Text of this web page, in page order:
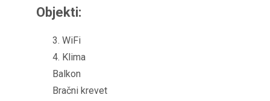
Objekti:
3. WiFi
4. Klima
Balkon
Bračni krevet